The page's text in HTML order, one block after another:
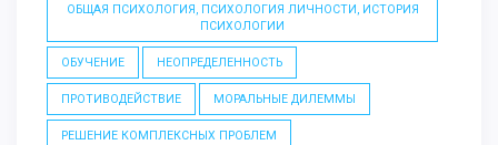
ОБЩАЯ ПСИХОЛОГИЯ, ПСИХОЛОГИЯ ЛИЧНОСТИ, ИСТОРИЯ
ПСИХОЛОГИИ
ОБУЧЕНИЕ НЕОПРЕДЕЛЕННОСТЬ
ПРОТИВОДЕЙСТВИЕ МОРАЛЬНЫЕ ДИЛЕММЫ
РЕШЕНИЕ КОМПЛЕКСНЫХ ПРОБЛЕМ